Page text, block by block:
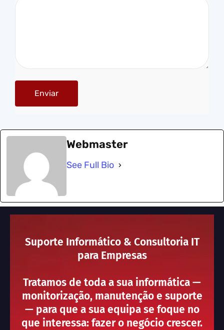
Webmaster
See Full Bio
Suporte Informático & Consultoria IT
para Empresas
Tratamos de toda a sua informática —
monitorização, manutenção e suporte
— para que a sua equipa se foque no
que interessa: fazer o negócio crescer.